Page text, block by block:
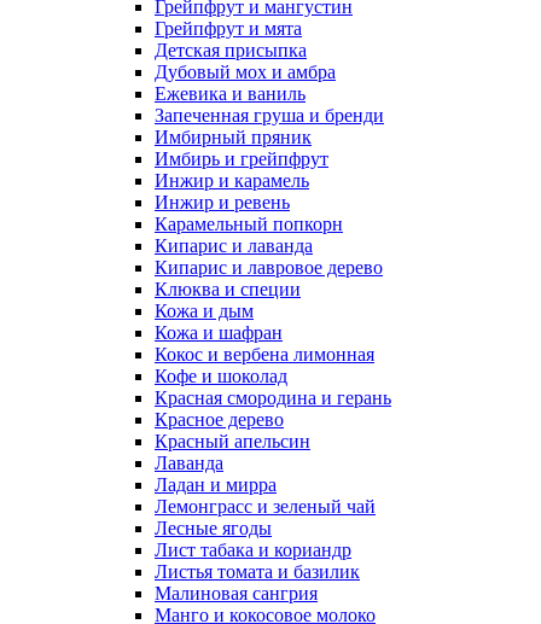
Грейпфрут и мангустин
Грейпфрут и мята
Детская присыпка
Дубовый мох и амбра
Ежевика и ваниль
Запеченная груша и бренди
Имбирный пряник
Имбирь и грейпфрут
Инжир и карамель
Инжир и ревень
Карамельный попкорн
Кипарис и лаванда
Кипарис и лавровое дерево
Клюква и специи
Кожа и дым
Кожа и шафран
Кокос и вербена лимонная
Кофе и шоколад
Красная смородина и герань
Красное дерево
Красный апельсин
Лаванда
Ладан и мирра
Лемонграсс и зеленый чай
Лесные ягоды
Лист табака и кориандр
Листья томата и базилик
Малиновая сангрия
Манго и кокосовое молоко